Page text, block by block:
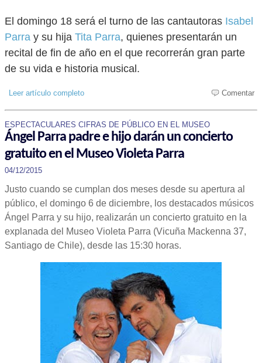
El domingo 18 será el turno de las cantautoras Isabel
Parra y su hija Tita Parra, quienes presentarán un
recital de fin de año en el que recorrerán gran parte
de su vida e historia musical.
Leer artículo completo Comentar
ESPECTACULARES CIFRAS DE PÚBLICO EN EL MUSEO
Ángel Parra padre e hijo darán un concierto
gratuito en el Museo Violeta Parra
04/12/2015
Justo cuando se cumplan dos meses desde su apertura al
público, el domingo 6 de diciembre, los destacados músicos
Ángel Parra y su hijo, realizarán un concierto gratuito en la
explanada del Museo Violeta Parra (Vicuña Mackenna 37,
Santiago de Chile), desde las 15:30 horas.